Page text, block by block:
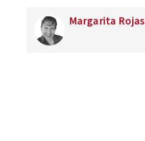
Margarita Rojas